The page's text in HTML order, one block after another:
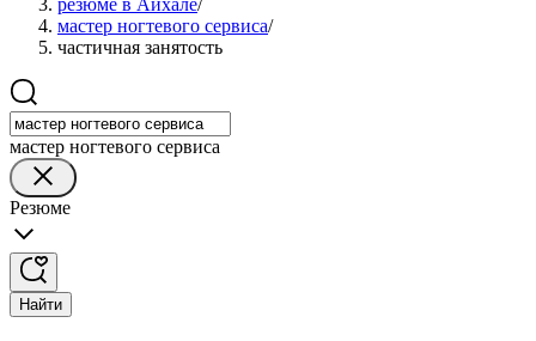
резюме в Айхале/
мастер ногтевого сервиса/
частичная занятость
мастер ногтевого сервиса
Резюме
Найти